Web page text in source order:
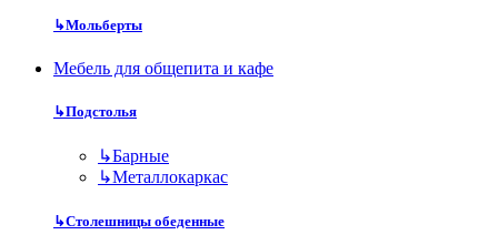
↳Мольберты
Мебель для общепита и кафе
↳Подстолья
↳Барные
↳Металлокаркас
↳Столешницы обеденные